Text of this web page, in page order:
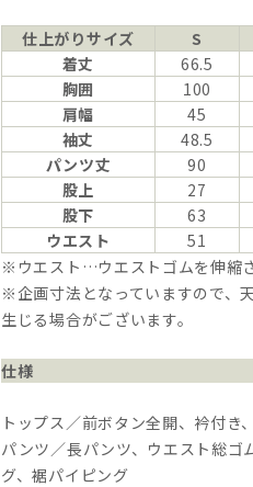
仕上がりサイズ S
着丈
66.5
胸囲
100
肩幅
45
袖丈
48.5
パンツ丈
90
股上
27
股下
63
ウエスト
51
※ウエスト…ウエストゴムを伸縮
※企画寸法となっていますので、
生じる場合がございます。
仕様
トップス／前ボタン全開、衿付
パンツ／長パンツ、ウエスト総ゴ
グ、裾パイピング